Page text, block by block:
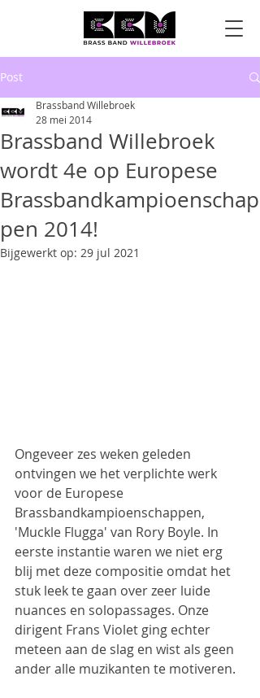
Post
Brassband Willebroek
wordt 4e op Europese
Brassbandkampioenschap
pen 2014!
Brassband Willebroek
28 mei 2014
Bijgewerkt op: 29 jul 2021
Ongeveer zes weken geleden
ontvingen we het verplichte werk
voor de Europese
Brassbandkampioenschappen,
'Muckle Flugga' van Rory Boyle. In
eerste instantie waren we niet erg
blij met deze compositie omdat het
stuk leek te gaan over zeer luide
nuances en solopassages. Onze
dirigent Frans Violet ging echter
meteen aan de slag en wist als geen
ander alle muzikanten te motiveren.